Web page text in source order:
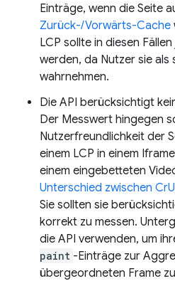
Einträge, wenn die Seite
Zurück-/Vorwärts-Cache
LCP sollte in diesen
werden, da Nutzer sie
wahrnehmen.
Die API berücksichtigt
Der Messwert hingegen
Nutzerfreundlichkeit der
einem LCP in einem
einem eingebetteten
Unterschied zwischen
Sie sollten sie
korrekt zu messen.
die API verwenden, um
paint -Einträge zur
übergeordneten Frame